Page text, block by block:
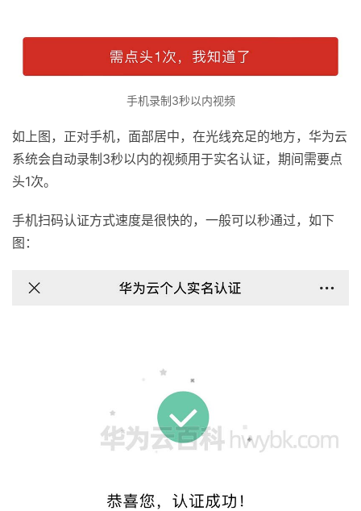
手机录制3秒以内视频
如上图，正对手机，面部居中，在光线充足的地方，华为云
系统会自动录制3秒以内的视频用于实名认证，期间需要点
头1次。
手机扫码认证方式速度是很快的，一般可以秒通过，如下
图：